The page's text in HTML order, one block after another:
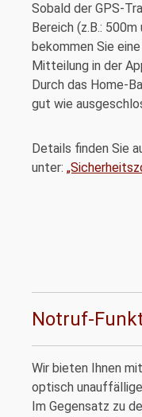
Sobald der GPS-
Bereich (z.B.:
bekommen Sie
Mitteilung in der
Durch das Home-
gut wie
Details finden Sie
unter:
Notruf-
Wir bieten Ihnen
optisch
Im Gegensatz zu